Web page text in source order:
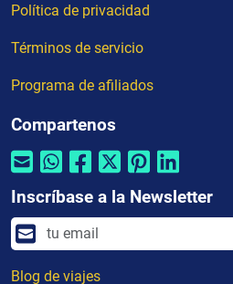
Política de privacidad
Términos de servicio
Programa de afiliados
Compartenos
Inscríbase a la Newsletter
Blog de viajes